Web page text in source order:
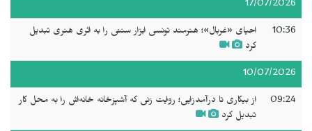
17/07/2026
10:36
احیای «غربال»؛ هنرمند تونسی ابزار سنتی را به اثری هنری تبدیل
کرد
10/07/2026
09:24
از بیکاری تا درآمدزایی؛ روایت زنی که آشپزخانه خانه‌اش را به محل کار
تبدیل کرد